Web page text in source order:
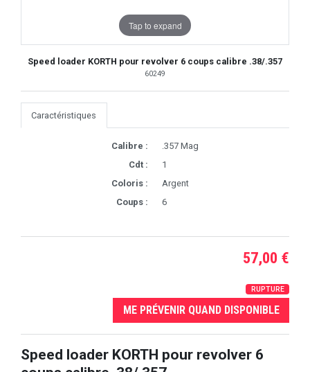
Tap to expand
Speed loader KORTH pour revolver 6 coups calibre .38/.357
60249
Caractéristiques
Calibre :
.357 Mag
Cdt :
1
Coloris :
Argent
Coups :
6
57,00 €
RUPTURE
ME PRÉVENIR QUAND DISPONIBLE
Speed loader KORTH pour revolver 6